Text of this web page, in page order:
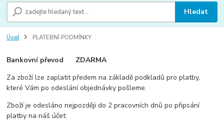
Hledat
Úvod PLATEBNÍ PODMÍNKY
Bankovní převod ZDARMA
Za zboží lze zaplatit předem na základě podkladů pro platby,
které Vám po odeslání objednávky pošleme.
Zboží je odesláno nejpozději do 2 pracovních dnů po připsání
platby na náš účet: